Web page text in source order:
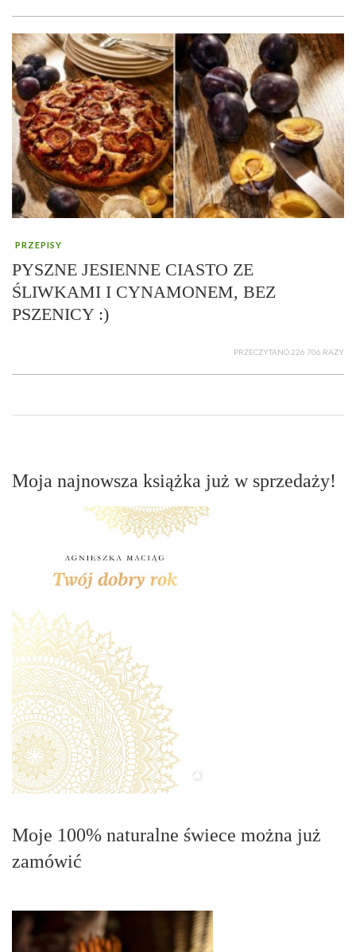
PRZEPISY
PYSZNE JESIENNE CIASTO ZE
ŚLIWKAMI I CYNAMONEM, BEZ
PSZENICY :)
PRZECZYTANO 226 706 RAZY
Moja najnowsza książka już w sprzedaży!
Moje 100% naturalne świece można już
zamówić